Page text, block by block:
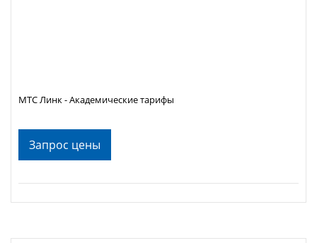
Запрос цены
МТС Линк - Академические тарифы